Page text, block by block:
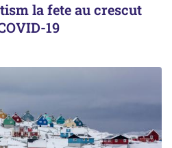
la fete au crescut
19